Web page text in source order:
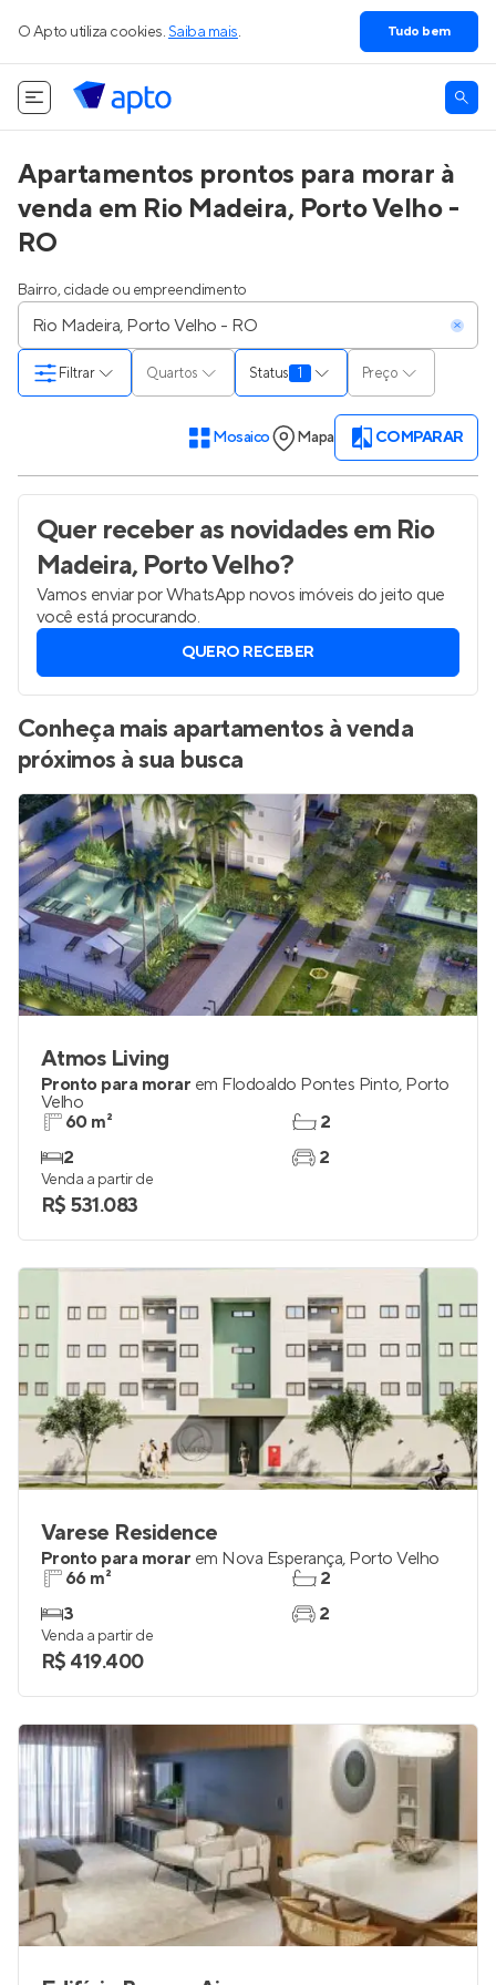
O Apto utiliza cookies. Saiba mais. Tudo bem
Apartamentos prontos para morar à
venda em Rio Madeira, Porto Velho -
RO
Bairro, cidade ou empreendimento
Quartos Status 1 Preço
Filtrar
Mosaico Mapa COMPARAR
Quer receber as novidadesem Rio
Madeira, Porto Velho?
Vamos enviar por WhatsApp novos imóveis do jeito que
você está procurando.
QUERO RECEBER
Conheça mais apartamentos à venda
próximos à sua busca
Atmos Living
Pronto para morar em Flodoaldo Pontes Pinto, Porto
Velho
60 m²
2
2
2
Venda a partir de
R$ 531.083
Varese Residence
Pronto para morar em Nova Esperança, Porto Velho
66 m²
3
2
2
Venda a partir de
R$ 419.400